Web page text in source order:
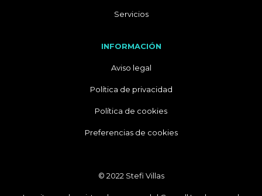
Servicios
INFORMACIÓN
Aviso legal
Política de privacidad
Política de cookies
Preferencias de cookies
© 2022 Stefi Villas